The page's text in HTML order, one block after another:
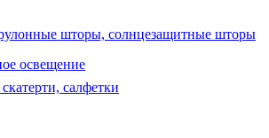
шторы, солнцезащитные шторы
освещение
салфетки